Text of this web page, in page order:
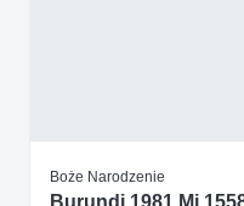
Boże Narodzenie